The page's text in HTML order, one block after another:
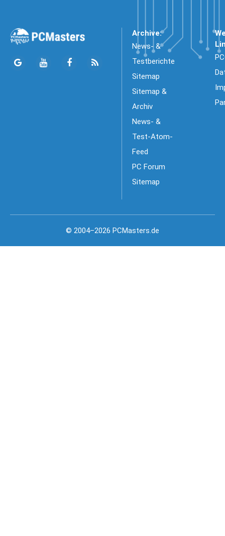
Archive:
News- &
Testberichte
Sitemap
Sitemap &
Archiv
News- &
Test-Atom-
Feed
PC Forum
Sitemap
© 2004–2026 PCMasters.de